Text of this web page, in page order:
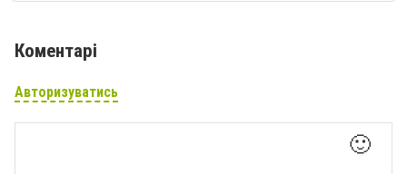
Коментарі
Авторизуватись
🙂